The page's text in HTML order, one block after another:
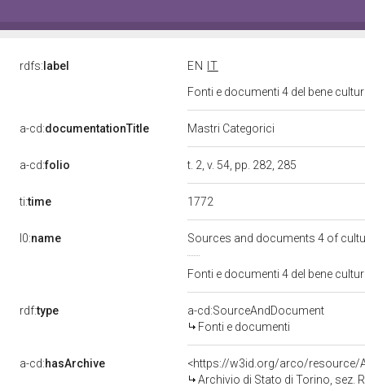
rdfs: label EN
IT
Fonti e documenti 4 del bene
a-cd:documentationTitle Mastri Categorici
a-cd:folio t. 2, v. 54, pp. 282, 285
ti:time 1772
l0:name Sources and documents 4 of
Fonti e documenti 4 del bene
rdf:type
a-cd:SourceAndDocument
Fonti e documenti
a-cd:hasArchive
<https://w3id.org/arco/resource/
Archivio di Stato di Torino, sez.